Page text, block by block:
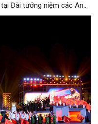
Đài tưởng niệm các Anh
Nội).